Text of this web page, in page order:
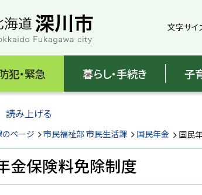
文字サイ
犯・緊急 暮らし・手続き 子
読み上げる
ページ 市民福祉部 市民生活課 国民年金 国民
金保険料免除制度